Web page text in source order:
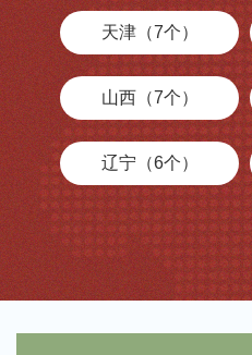
天津（7个）
山西（7个）
辽宁（6个）
黑龙江（3个）
浙江（15个）